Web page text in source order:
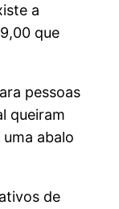
a
que
pessoas
queiram
abalo
de